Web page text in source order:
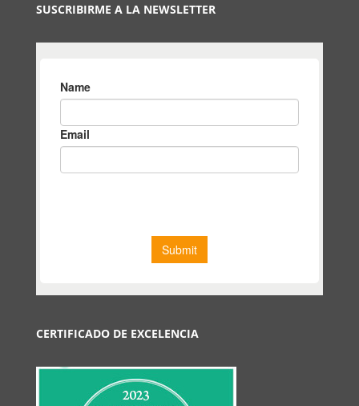
SUSCRIBIRME A LA NEWSLETTER
CERTIFICADO DE EXCELENCIA